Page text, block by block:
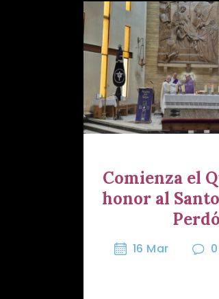
Comienza el
honor al
16 Mar 0